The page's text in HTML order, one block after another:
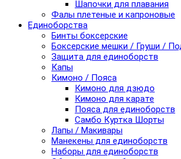
Шапочки для плавания
Фалы плетеные и капроновые
Единоборства
Бинты боксерские
Боксерские мешки / Груши /
Защита для единоборств
Капы
Кимоно / Пояса
Кимоно для дзюдо
Кимоно для карате
Пояса для единоборств
Самбо Куртка Шорты
Лапы / Макивары
Манекены для единоборств
Наборы для единоборств